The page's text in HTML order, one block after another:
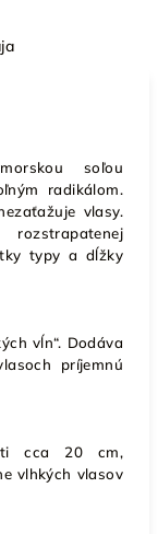
soľou
radikálom.
vlasy.
typy a dĺžky
vĺn“. Dodáva
príjemnú
cca 20 cm,
vlhkých vlasov